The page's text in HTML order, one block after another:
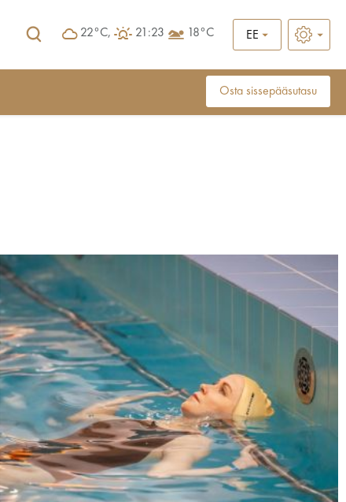
22°C, 21:23 18°C EE
Osta sissepääsutasu